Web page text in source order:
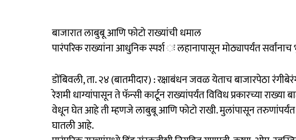
बाजारात लाबुबू आणि फोटो राख्यांची धमाल
पारंपरिक राख्यांना आधुनिक स्पर्श ः लहानापासून मोठ्यापर्यंत
डोंबिवली, ता. २४ (बातमीदार) : रक्षाबंधन जवळ येताच बाजारपेठा
रेशमी धाग्यांपासून ते फॅन्सी कार्टून राख्यांपर्यंत विविध प्रकारच्या
वेधून घेत आहे ती म्हणजे लाबुबू आणि फोटो राखी. मुलांपासून तरुणांपर्यंत
घातली आहे.